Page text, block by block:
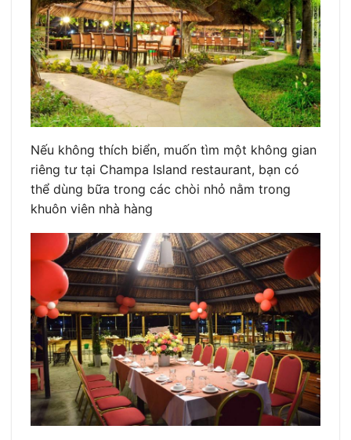
Nếu không thích biển, muốn tìm một không gian
riêng tư tại Champa Island restaurant, bạn có
thể dùng bữa trong các chòi nhỏ nằm trong
khuôn viên nhà hàng